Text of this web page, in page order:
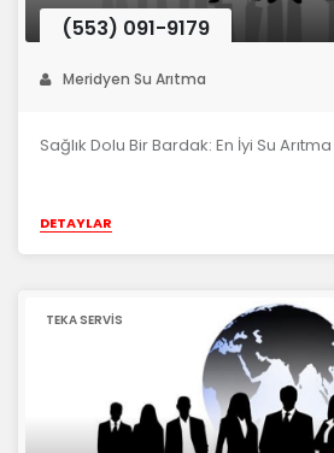
(553) 091-9179
Meridyen Su Arıtma
Sağlık Dolu Bir Bardak: En İyi Su Arıtma
DETAYLAR
TEKA SERVIS